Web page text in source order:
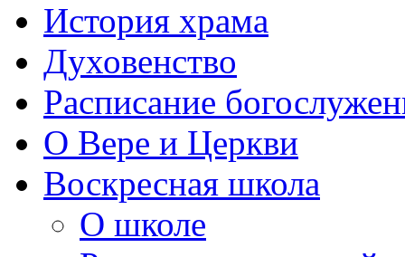
История храма
Духовенство
Расписание
О Вере и Церкви
Воскресная школа
О школе